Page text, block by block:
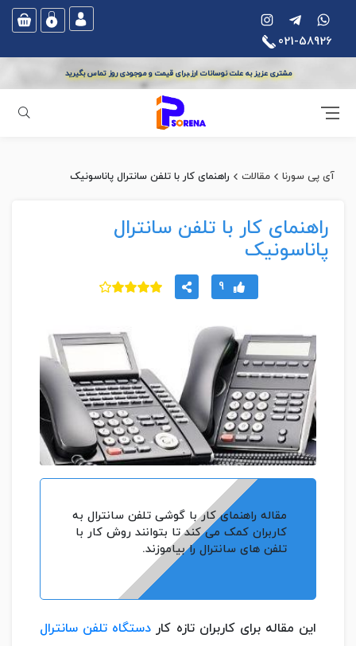
021-58926
مشتری عزیز به علت نوسانات ارز،برای قیمت و موجودی روز تماس بگیرید
جستجو
آی پی سورنا مقالات راهنمای کار با تلفن سانترال پاناسونیک
راهنمای کار با تلفن سانترال
پاناسونیک
9
مقاله راهنمای کار با گوشی تلفن سانترال به
کاربران کمک می کند تا بتوانند روش کار با
تلفن های سانترال را بیاموزند.
این مقاله برای کاربران تازه کار دستگاه تلفن سانترال